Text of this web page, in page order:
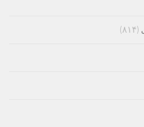
(۸۱۴)